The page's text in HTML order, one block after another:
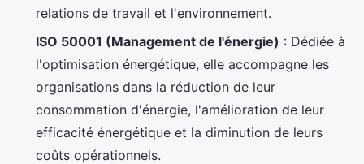
relations de travail et l'environnement.
ISO 50001 (Management de l'énergie) : Dédiée à
l'optimisation énergétique, elle accompagne les
organisations dans la réduction de leur
consommation d'énergie, l'amélioration de leur
efficacité énergétique et la diminution de leurs
coûts opérationnels.